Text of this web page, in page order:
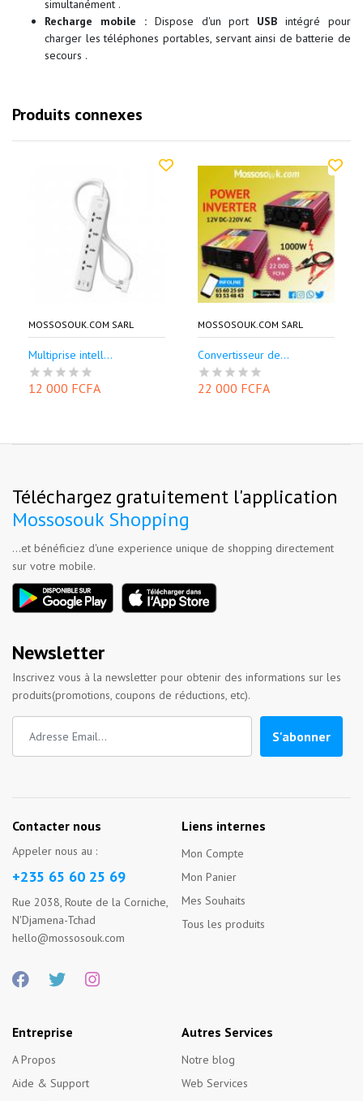
simultanément .
Recharge mobile :Dispose d'un port USB intégré pour
charger les téléphones portables, servant ainsi de batterie de
secours .
Produits connexes
MOSSOSOUK.COM SARL
Multiprise intell...
12 000 FCFA
MOSSOSOUK.COM SARL
Convertisseur de...
22 000 FCFA
Téléchargez gratuitement l'application
Mossosouk Shopping
...et bénéficiez d'une experience unique de shopping directement
sur votre mobile.
Newsletter
Inscrivez vous à la newsletter pour obtenir des informations sur les
produits(promotions, coupons de réductions, etc).
S'abonner
Contacter nous
Appeler nous au :
+235 65 60 25 69
Rue 2038, Route de la Corniche,
N'Djamena-Tchad
hello@mossosouk.com
Liens internes
Mon Compte
Mon Panier
Mes Souhaits
Tous les produits
Entreprise
A Propos
Aide & Support
Autres Services
Notre blog
Web Services